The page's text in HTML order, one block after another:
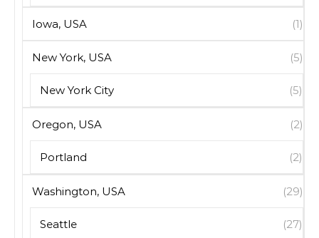
Iowa, USA (1)
New York, USA (5)
New York City (5)
Oregon, USA (2)
Portland (2)
Washington, USA (29)
Seattle (27)